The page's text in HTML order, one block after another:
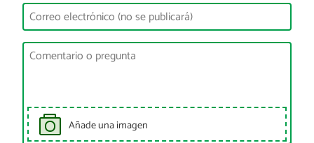
Añade una imagen